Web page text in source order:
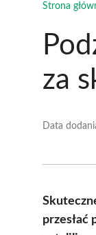
Strona
za
Data
przesłać